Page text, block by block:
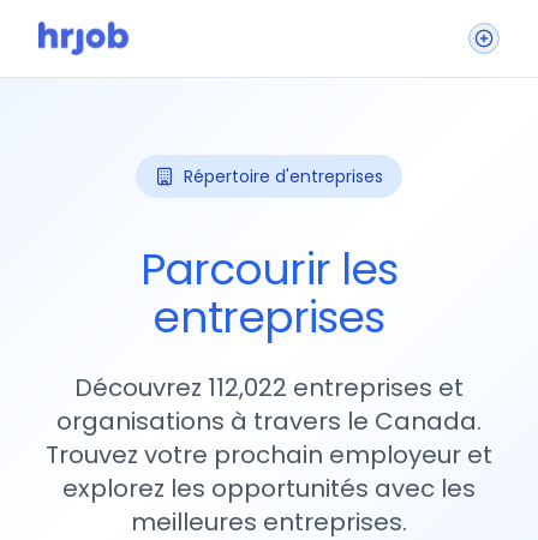
Répertoire d'entreprises
Parcourir les
entreprises
Découvrez 112,022 entreprises et
organisations à travers le Canada.
Trouvez votre prochain employeur et
explorez les opportunités avec les
meilleures entreprises.